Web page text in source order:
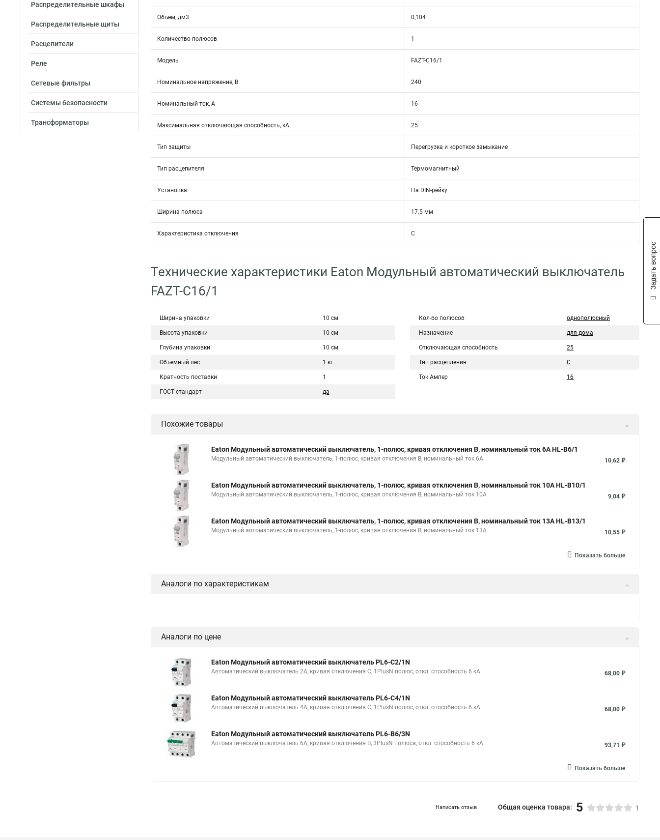
Распределительные шкафы
Распределительные щиты
Расцепители
Реле
Сетевые фильтры
Системы безопасности
Трансформаторы
Объем, дм3 0,104
Количество полюсов 1
Модель FAZT-C16/1
Номинальное напряжение, В 240
Номинальный ток, А 16
Максимальная отключающая способность, кА 25
Тип защиты Перегрузка и короткое замыкание
Тип расцепителя Термомагнитный
Установка На DIN-рейку
Ширина полюса 17.5 мм
Характеристика отключения C
Технические характеристики Eaton Модульный автоматический выключатель
FAZT-C16/1
Ширина упаковки 10 см
Высота упаковки 10 см
Глубина упаковки 10 см
Объемный вес 1 кг
Кратность поставки 1
ГОСТ стандарт да
Кол-во полюсов однополюсный
Назначение для дома
Отключающая способность 25
Тип расцепления C
Ток Ампер 16
Похожие товары
Eaton Модульный автоматический выключатель, 1-полюс, кривая отключения B, номинальный ток 6А HL-B6/1
Модульный автоматический выключатель, 1-полюс, кривая отключения B, номинальный ток 6А 10,62 ₽
Eaton Модульный автоматический выключатель, 1-полюс, кривая отключения B, номинальный ток 10А HL-B10/1
Модульный автоматический выключатель, 1-полюс, кривая отключения B, номинальный ток 10А 9,04 ₽
Eaton Модульный автоматический выключатель, 1-полюс, кривая отключения B, номинальный ток 13А HL-B13/1
Модульный автоматический выключатель, 1-полюс, кривая отключения B, номинальный ток 13А 10,55 ₽
Показать больше
Аналоги по характеристикам
Аналоги по цене
Eaton Модульный автоматический выключатель PL6-C2/1N
Автоматический выключатель 2А, кривая отключения С, 1PlusN полюс, откл. способность 6 кА 68,00 ₽
Eaton Модульный автоматический выключатель PL6-C4/1N
Автоматический выключатель 4А, кривая отключения С, 1PlusN полюс, откл. способность 6 кА 68,00 ₽
Eaton Модульный автоматический выключатель PL6-B6/3N
Автоматический выключатель 6А, кривая отключения В, 3PlusN полюса, откл. способность 6 кА 93,71 ₽
Показать больше
Написать отзыв Общая оценка товара: 5 1
Задать вопрос